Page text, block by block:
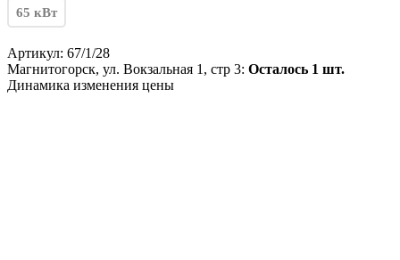
65 кВт
Артикул: 67/1/28
Магнитогорск, ул. Вокзальная 1, стр 3: Осталось 1 шт.
Динамика изменения цены